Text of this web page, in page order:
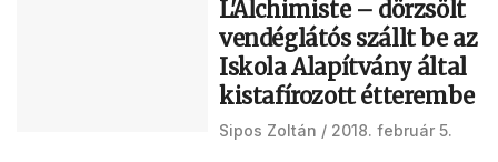
L'Alchimiste – dörzsölt
vendéglátós szállt be az
Iskola Alapítvány által
kistafírozott étterembe
Sipos Zoltán 2018. február 5.